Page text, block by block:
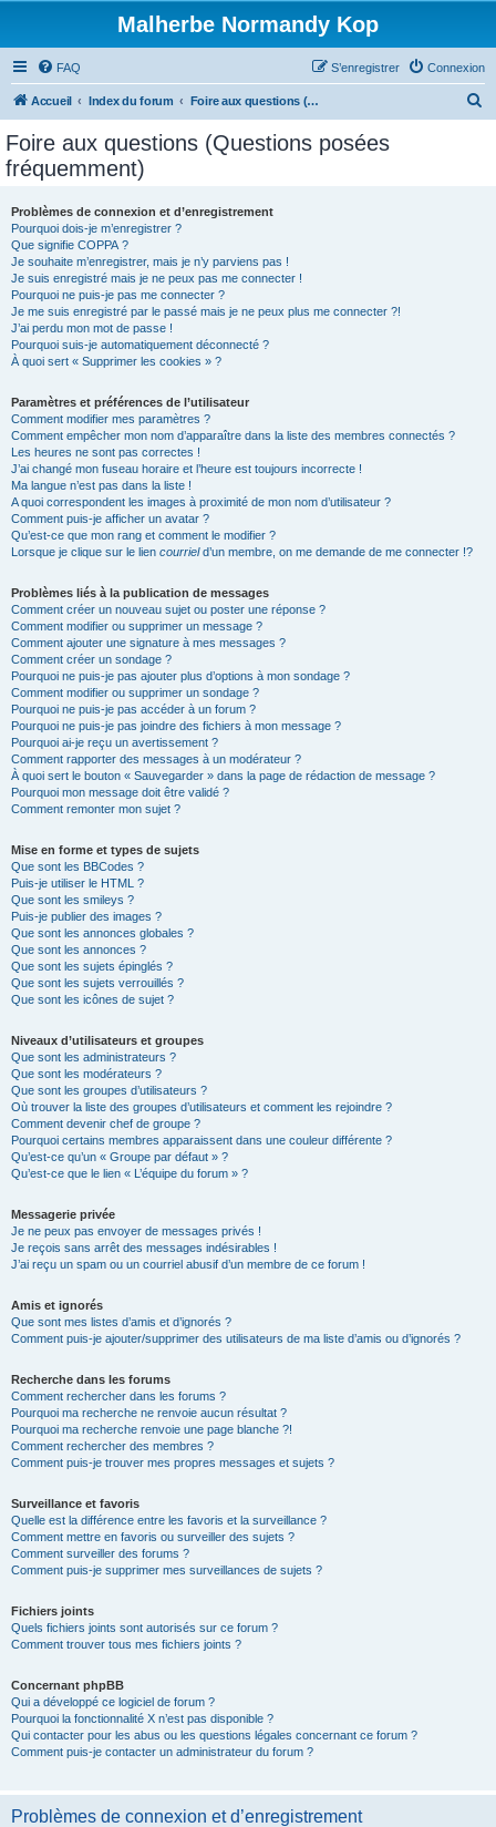
Malherbe Normandy Kop
FAQ Connexion
S’enregistrer
Accueil Index du forum Foire aux questions (Questions posées fréquemment)
Foire aux questions (Questions posées
fréquemment)
Problèmes de connexion et d’enregistrement
Pourquoi dois-je m’enregistrer ?
Que signifie COPPA ?
Je souhaite m’enregistrer, mais je n’y parviens pas !
Je suis enregistré mais je ne peux pas me connecter !
Pourquoi ne puis-je pas me connecter ?
Je me suis enregistré par le passé mais je ne peux plus me connecter ?!
J’ai perdu mon mot de passe !
Pourquoi suis-je automatiquement déconnecté ?
À quoi sert « Supprimer les cookies » ?
Paramètres et préférences de l’utilisateur
Comment modifier mes paramètres ?
Comment empêcher mon nom d’apparaître dans la liste des membres connectés ?
Les heures ne sont pas correctes !
J’ai changé mon fuseau horaire et l’heure est toujours incorrecte !
Ma langue n’est pas dans la liste !
A quoi correspondent les images à proximité de mon nom d’utilisateur ?
Comment puis-je afficher un avatar ?
Qu’est-ce que mon rang et comment le modifier ?
Lorsque je clique sur le lien courrield’un membre, on me demande de me connecter !?
Problèmes liés à la publication de messages
Comment créer un nouveau sujet ou poster une réponse ?
Comment modifier ou supprimer un message ?
Comment ajouter une signature à mes messages ?
Comment créer un sondage ?
Pourquoi ne puis-je pas ajouter plus d’options à mon sondage ?
Comment modifier ou supprimer un sondage ?
Pourquoi ne puis-je pas accéder à un forum ?
Pourquoi ne puis-je pas joindre des fichiers à mon message ?
Pourquoi ai-je reçu un avertissement ?
Comment rapporter des messages à un modérateur ?
À quoi sert le bouton « Sauvegarder » dans la page de rédaction de message ?
Pourquoi mon message doit être validé ?
Comment remonter mon sujet ?
Mise en forme et types de sujets
Que sont les BBCodes ?
Puis-je utiliser le HTML ?
Que sont les smileys ?
Puis-je publier des images ?
Que sont les annonces globales ?
Que sont les annonces ?
Que sont les sujets épinglés ?
Que sont les sujets verrouillés ?
Que sont les icônes de sujet ?
Niveaux d’utilisateurs et groupes
Que sont les administrateurs ?
Que sont les modérateurs ?
Que sont les groupes d’utilisateurs ?
Où trouver la liste des groupes d’utilisateurs et comment les rejoindre ?
Comment devenir chef de groupe ?
Pourquoi certains membres apparaissent dans une couleur différente ?
Qu’est-ce qu’un « Groupe par défaut » ?
Qu’est-ce que le lien « L’équipe du forum » ?
Messagerie privée
Je ne peux pas envoyer de messages privés !
Je reçois sans arrêt des messages indésirables !
J’ai reçu un spam ou un courriel abusif d’un membre de ce forum !
Amis et ignorés
Que sont mes listes d’amis et d’ignorés ?
Comment puis-je ajouter/supprimer des utilisateurs de ma liste d’amis ou d’ignorés ?
Recherche dans les forums
Comment rechercher dans les forums ?
Pourquoi ma recherche ne renvoie aucun résultat ?
Pourquoi ma recherche renvoie une page blanche ?!
Comment rechercher des membres ?
Comment puis-je trouver mes propres messages et sujets ?
Surveillance et favoris
Quelle est la différence entre les favoris et la surveillance ?
Comment mettre en favoris ou surveiller des sujets ?
Comment surveiller des forums ?
Comment puis-je supprimer mes surveillances de sujets ?
Fichiers joints
Quels fichiers joints sont autorisés sur ce forum ?
Comment trouver tous mes fichiers joints ?
Concernant phpBB
Qui a développé ce logiciel de forum ?
Pourquoi la fonctionnalité X n’est pas disponible ?
Qui contacter pour les abus ou les questions légales concernant ce forum ?
Comment puis-je contacter un administrateur du forum ?
Problèmes de connexion et d’enregistrement